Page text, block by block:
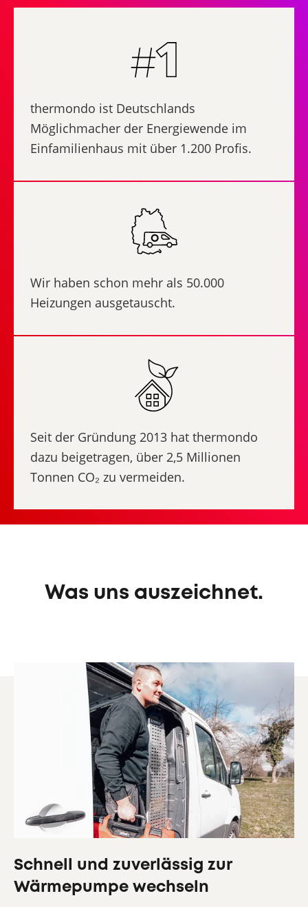
thermondo ist Deutschlands
Möglichmacher der Energiewende im
Einfamilienhaus mit über 1.200 Profis.
Wir haben schon mehr als 50.000
Heizungen ausgetauscht.
Seit der Gründung 2013 hat thermondo
dazu beigetragen, über 2,5 Millionen
Tonnen CO₂ zu vermeiden.
Was uns auszeichnet.
Schnell und zuverlässig zur
Wärmepumpe wechseln